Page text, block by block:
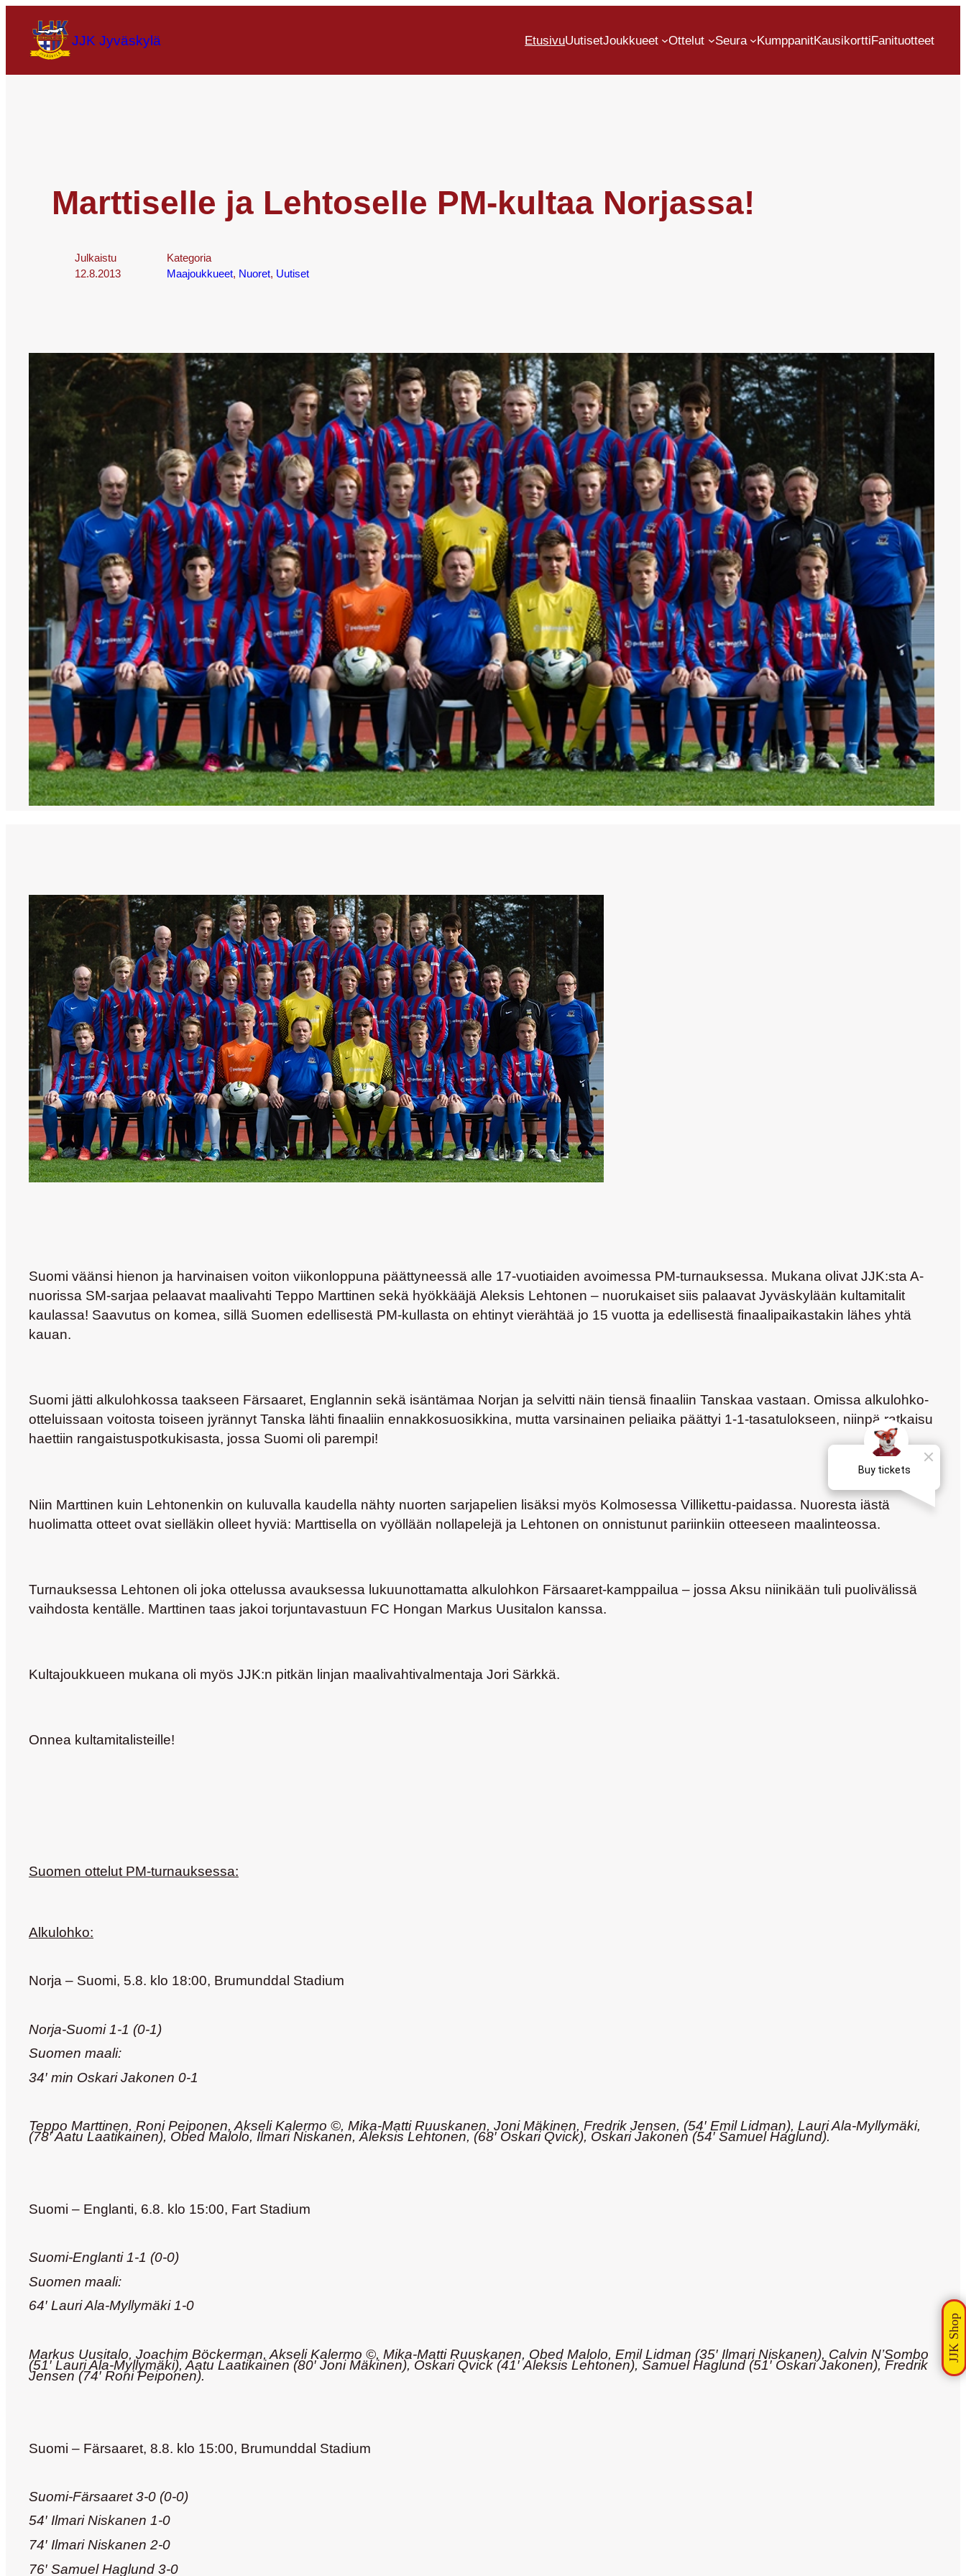
JJK Jyväskylä EtusivuUutisetJoukkueet Ottelut Seura KumppanitKausikorttiFanituotteet
Marttiselle ja Lehtoselle PM-kultaa Norjassa!
Julkaistu
12.8.2013
Kategoria
Maajoukkueet, Nuoret, Uutiset
Suomi väänsi hienon ja harvinaisen voiton viikonloppuna päättyneessä alle 17-vuotiaiden avoimessa PM-turnauksessa. Mukana olivat JJK:sta A-
nuorissa SM-sarjaa pelaavat maalivahti Teppo Marttinen sekä hyökkääjä Aleksis Lehtonen – nuorukaiset siis palaavat Jyväskylään kultamitalit
kaulassa! Saavutus on komea, sillä Suomen edellisestä PM-kullasta on ehtinyt vierähtää jo 15 vuotta ja edellisestä finaalipaikastakin lähes yhtä
kauan.
Suomi jätti alkulohkossa taakseen Färsaaret, Englannin sekä isäntämaa Norjan ja selvitti näin tiensä finaaliin Tanskaa vastaan. Omissa alkulohko-
otteluissaan voitosta toiseen jyrännyt Tanska lähti finaaliin ennakkosuosikkina, mutta varsinainen peliaika päättyi 1-1-tasatulokseen, niinpä ratkaisu
haettiin rangaistuspotkukisasta, jossa Suomi oli parempi!
Niin Marttinen kuin Lehtonenkin on kuluvalla kaudella nähty nuorten sarjapelien lisäksi myös Kolmosessa Villikettu-paidassa. Nuoresta iästä
huolimatta otteet ovat sielläkin olleet hyviä: Marttisella on vyöllään nollapelejä ja Lehtonen on onnistunut pariinkiin otteeseen maalinteossa.
Turnauksessa Lehtonen oli joka ottelussa avauksessa lukuunottamatta alkulohkon Färsaaret-kamppailua – jossa Aksu niinikään tuli puolivälissä
vaihdosta kentälle. Marttinen taas jakoi torjuntavastuun FC Hongan Markus Uusitalon kanssa.
Kultajoukkueen mukana oli myös JJK:n pitkän linjan maalivahtivalmentaja Jori Särkkä.
Onnea kultamitalisteille!
Suomen ottelut PM-turnauksessa:
Alkulohko:
Norja – Suomi, 5.8. klo 18:00, Brumunddal Stadium
Norja-Suomi 1-1 (0-1)
Suomen maali:
34′ min Oskari Jakonen 0-1
Teppo Marttinen, Roni Peiponen, Akseli Kalermo ©, Mika-Matti Ruuskanen, Joni Mäkinen, Fredrik Jensen, (54′ Emil Lidman), Lauri Ala-Myllymäki,
(78′ Aatu Laatikainen), Obed Malolo, Ilmari Niskanen, Aleksis Lehtonen, (68′ Oskari Qvick), Oskari Jakonen (54′ Samuel Haglund).
Suomi – Englanti, 6.8. klo 15:00, Fart Stadium
Suomi-Englanti 1-1 (0-0)
Suomen maali:
64′ Lauri Ala-Myllymäki 1-0
Markus Uusitalo, Joachim Böckerman, Akseli Kalermo ©, Mika-Matti Ruuskanen, Obed Malolo, Emil Lidman (35′ Ilmari Niskanen), Calvin N’Sombo
(51′ Lauri Ala-Myllymäki), Aatu Laatikainen (80′ Joni Mäkinen), Oskari Qvick (41′Aleksis Lehtonen), Samuel Haglund (51′ Oskari Jakonen), Fredrik
Jensen (74′ Roni Peiponen).
Suomi – Färsaaret, 8.8. klo 15:00, Brumunddal Stadium
Suomi-Färsaaret 3-0 (0-0)
54′ Ilmari Niskanen 1-0
74′ Ilmari Niskanen 2-0
76′ Samuel Haglund 3-0